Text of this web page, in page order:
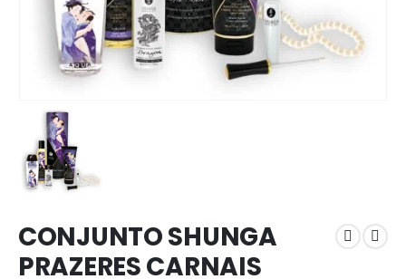
CONJUNTO SHUNGA
PRAZERES CARNAIS